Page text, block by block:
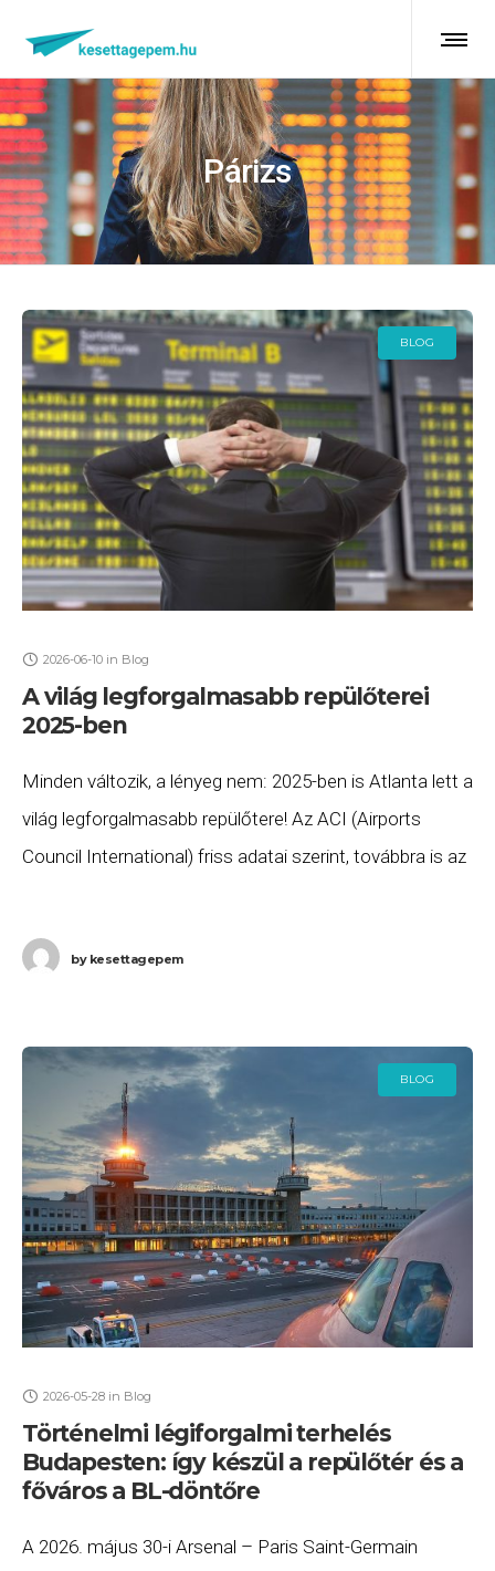
Párizs
BLOG
2026-06-10 in Blog
A világ legforgalmasabb repülőterei
2025-ben
Minden változik, a lényeg nem: 2025-ben is Atlanta lett a
világ legforgalmasabb repülőtere! Az ACI (Airports
Council International) friss adatai szerint, továbbra is az
bykesettagepem
BLOG
2026-05-28 in Blog
Történelmi légiforgalmi terhelés
Budapesten: így készül a repülőtér és a
főváros a BL-döntőre
A 2026. május 30-i Arsenal – Paris Saint-Germain